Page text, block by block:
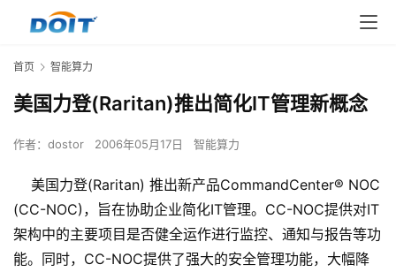
首页 智能算力
美国力登(Raritan)推出简化IT管理新概念
作者： dostor 2006年05月17日 智能算力
美国力登(Raritan) 推出新产品CommandCenter® NOC
(CC-NOC)，旨在协助企业简化IT管理。CC-NOC提供对IT
架构中的主要项目是否健全运作进行监控、通知与报告等功
能。同时，CC-NOC提供了强大的安全管理功能，大幅降